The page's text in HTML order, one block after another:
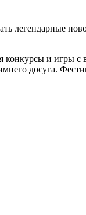
легендарные
конкурсы и игры
досуга.